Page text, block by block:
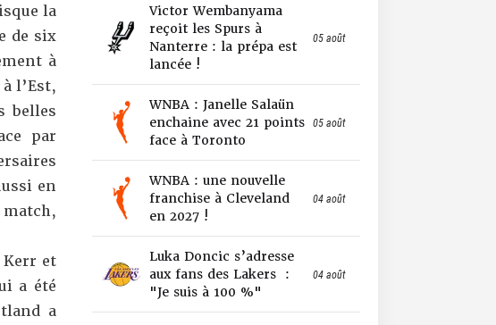
la
de six
à
l’Est,
belles
par
en
Kerr et
a été
a
Victor Wembanyama
reçoit les Spurs à
Nanterre : la prépa est
lancée !
05 août
WNBA : Janelle Salaün
enchaine avec 21 points
face à Toronto
05 août
WNBA : une nouvelle
franchise à Cleveland
en 2027 !
04 août
Luka Doncic s’adresse
aux fans des Lakers :
"Je suis à 100 %"
04 août